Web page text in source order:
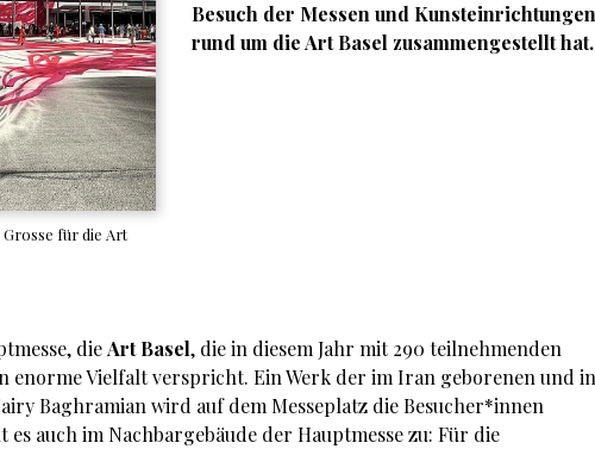
für die Art
Besuch der Messen und Kunsteinrichtungen
rund um die Art Basel zusammengestellt hat.
dieArt Basel, die in diesem Jahr mit 290 teilnehmenden
enorme Vielfalt verspricht. Ein Werk der im Iran geborenen und in
Baghramian wird auf dem Messeplatz die Besucher*innen
auch im Nachbargebäude der Hauptmesse zu: Für die